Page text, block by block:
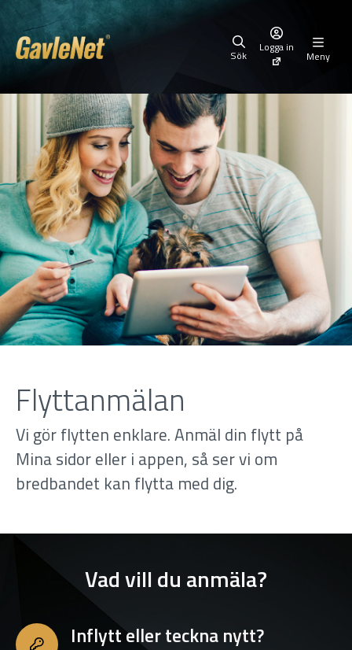
Sök
Logga in
Meny
Flyttanmälan
Vi gör flytten enklare. Anmäl din flytt på
Mina sidor eller i appen, så ser vi om
bredbandet kan flytta med dig.
Vad vill du anmäla?
Inflytt eller teckna nytt?